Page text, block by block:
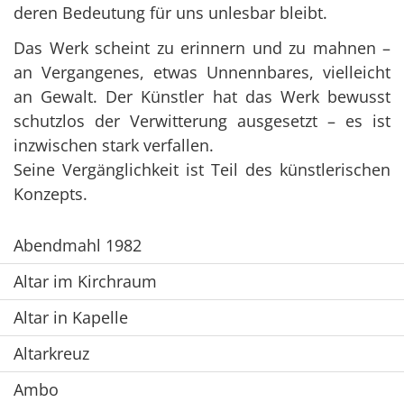
deren Bedeutung für uns unlesbar bleibt.
Das Werk scheint zu erinnern und zu mahnen –
an Vergangenes, etwas Unnennbares, vielleicht
an Gewalt. Der Künstler hat das Werk bewusst
schutzlos der Verwitterung ausgesetzt – es ist
inzwischen stark verfallen.
Seine Vergänglichkeit ist Teil des künstlerischen
Konzepts.
Abendmahl 1982
Altar im Kirchraum
Altar in Kapelle
Altarkreuz
Ambo